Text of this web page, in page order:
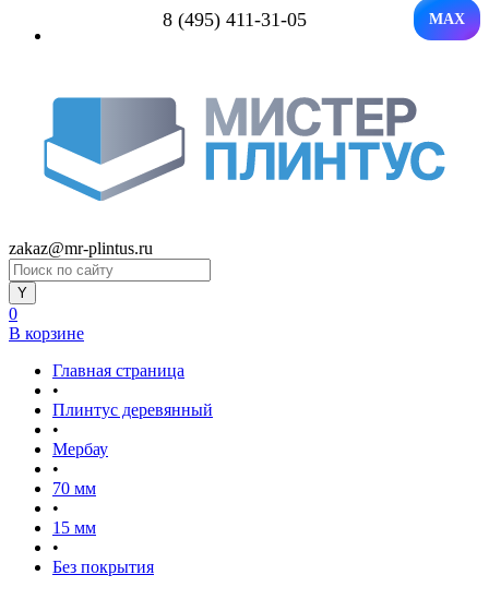
8 (495) 411-31-05 MAX
zakaz@mr-plintus.ru
0
В корзине
Главная страница
•
Плинтус деревянный
•
Мербау
•
70 мм
•
15 мм
•
Без покрытия